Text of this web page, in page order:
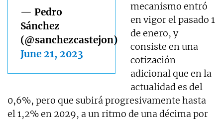
— Pedro
Sánchez
(@sanchezcastejon)
June 21, 2023
mecanismo entró
en vigor el pasado 1
de enero, y
consiste en una
cotización
adicional que en la
actualidad es del
0,6%, pero que subirá progresivamente hasta
el 1,2% en 2029, a un ritmo de una décima por